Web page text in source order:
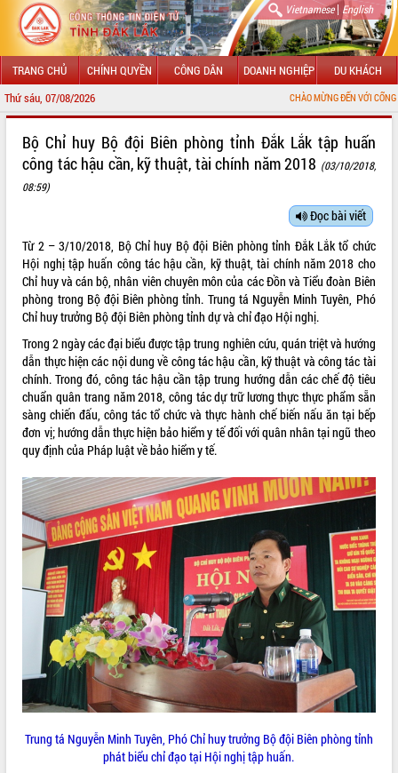
Vietnamese| English
TRANG CHỦ CHÍNH QUYỀN CÔNG DÂN DOANH NGHIỆP DU KHÁCH
Thứ sáu, 07/08/2026 CHÀO MỪNG ĐẾN VỚI CỔNG THÔNG
LÃNH ĐẠO UBND TỈNH
SỞ, BAN, NGÀNH
UBND CÁC XÃ, PHƯỜNG
THÔNG TIN CHỈ ĐẠO ĐIỀU HÀNH
HỆ THỐNG VĂN BẢN
VĂN BẢN HĐND TỈNH
ĐIỂM TIN VĂN BẢN
QUY HOẠCH - KẾ HOẠCH
Bộ Chỉ huy Bộ đội Biên phòng tỉnh Đắk Lắk tập huấn
công tác hậu cần, kỹ thuật, tài chính năm 2018 (03/10/2018,
08:59)
Đọc bài viết
Từ 2 – 3/10/2018, Bộ Chỉ huy Bộ đội Biên phòng tỉnh Đắk Lắk tổ chức
Hội nghị tập huấn công tác hậu cần, kỹ thuật, tài chính năm 2018 cho
Chỉ huy và cán bộ, nhân viên chuyên môn của các Đồn và Tiểu đoàn Biên
phòng trong Bộ đội Biên phòng tỉnh. Trung tá Nguyễn Minh Tuyên, Phó
Chỉ huy trưởng Bộ đội Biên phòng tỉnh dự và chỉ đạo Hội nghị.
Trong 2 ngày các đại biểu được tập trung nghiên cứu, quán triệt và hướng
dẫn thực hiện các nội dung về công tác hậu cần, kỹ thuật và công tác tài
chính. Trong đó, công tác hậu cần tập trung hướng dẫn các chế độ tiêu
chuẩn quân trang năm 2018, công tác dự trữ lương thực thực phẩm sẵn
sàng chiến đấu, công tác tổ chức và thực hành chế biến nấu ăn tại bếp
đơn vị; hướng dẫn thực hiện bảo hiểm y tế đối với quân nhân tại ngũ theo
quy định của Pháp luật về bảo hiểm y tế.
Trung tá Nguyễn Minh Tuyên, Phó Chỉ huy trưởng Bộ đội Biên phòng tỉnh
phát biểu chỉ đạo tại Hội nghị tập huấn.